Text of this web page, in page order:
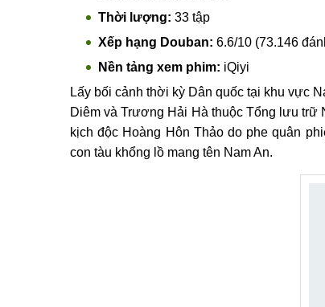
Thời lượng: 33 tập
Xếp hạng Douban: 6.6/10 (73.146
Nền tảng xem phim: iQiyi
Lấy bối cảnh thời kỳ Dân quốc tại khu vực
Diêm và Trương Hải Hà thuộc Tổng lưu trữ
kịch độc Hoàng Hôn Thảo do phe quân
con tàu khổng lồ mang tên Nam An.